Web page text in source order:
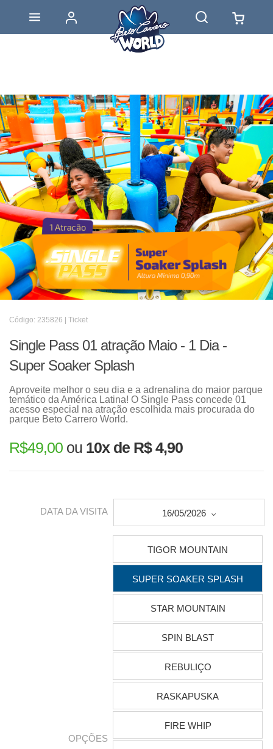
Código: 235826 | Ticket
Single Pass 01 atração Maio - 1 Dia -
Super Soaker Splash
Aproveite melhor o seu dia e a adrenalina do maior parque
temático da América Latina! O Single Pass concede 01
acesso especial na atração escolhida mais procurada do
parque Beto Carrero World.
R$49,00 ou 10x de R$ 4,90
DATA DA VISITA 16/05/2026
OPÇÕES
TIGOR MOUNTAIN
SUPER SOAKER SPLASH
STAR MOUNTAIN
SPIN BLAST
REBULIÇO
RASKAPUSKA
FIRE WHIP